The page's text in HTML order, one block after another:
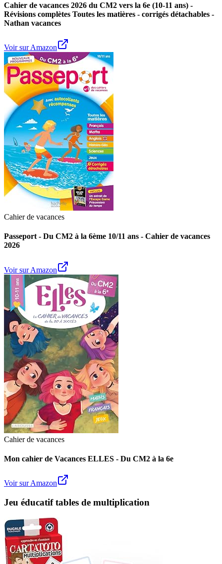
Cahier de vacances 2026 du CM2 vers la 6e (10-11 ans) -
Révisions complètes Toutes les matières - corrigés détachables -
Nathan vacances
Voir sur Amazon
Cahier de vacances
Passeport - Du CM2 à la 6ème 10/11 ans - Cahier de vacances
2026
Voir sur Amazon
Cahier de vacances
Mon cahier de Vacances ELLES - Du CM2 à la 6e
Voir sur Amazon
Jeu éducatif tables de multiplication